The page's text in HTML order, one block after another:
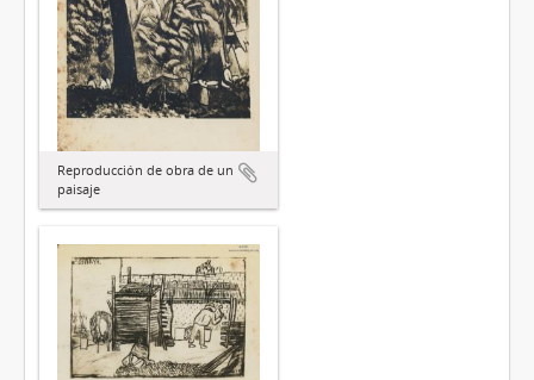
Reproducción de obra de un
paisaje